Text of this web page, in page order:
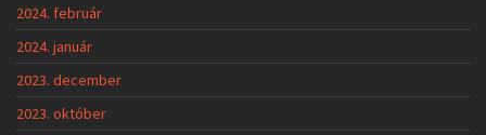
2024. február
2024. január
2023. december
2023. október